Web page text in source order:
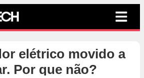
elétrico movido a
Por que não?